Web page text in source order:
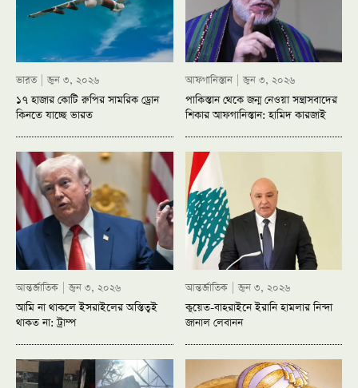
ভারত জুন ৩, ২০২৬
১৭ হাজার কোটি রুপির সামরিক ড্রোন
কিনতে যাচ্ছে ভারত
আফগানিস্তান জুন ৩, ২০২৬
পাকিস্তান থেকে জন্ম নেওয়া সন্ত্রাসবাদের
শিকার আফগানিস্তান: হামিদ কারজাই
আন্তর্জাতিক জুন ৩, ২০২৬
আমি না থাকলে ইসরাইলের অস্তিত্বই
থাকত না: ট্রাম্প
আন্তর্জাতিক জুন ৩, ২০২৬
কুয়েত-বাহরাইনে ইরানি হামলার নিন্দা
জানাল লেবানন